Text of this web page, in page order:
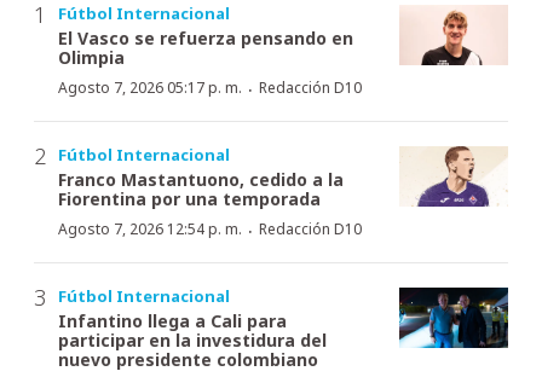
Fútbol Internacional
El Vasco se refuerza pensando en
Olimpia
Agosto 7, 2026 05:17 p. m. · Redacción D10
Fútbol Internacional
Franco Mastantuono, cedido a la
Fiorentina por una temporada
Agosto 7, 2026 12:54 p. m. · Redacción D10
Fútbol Internacional
Infantino llega a Cali para
participar en la investidura del
nuevo presidente colombiano